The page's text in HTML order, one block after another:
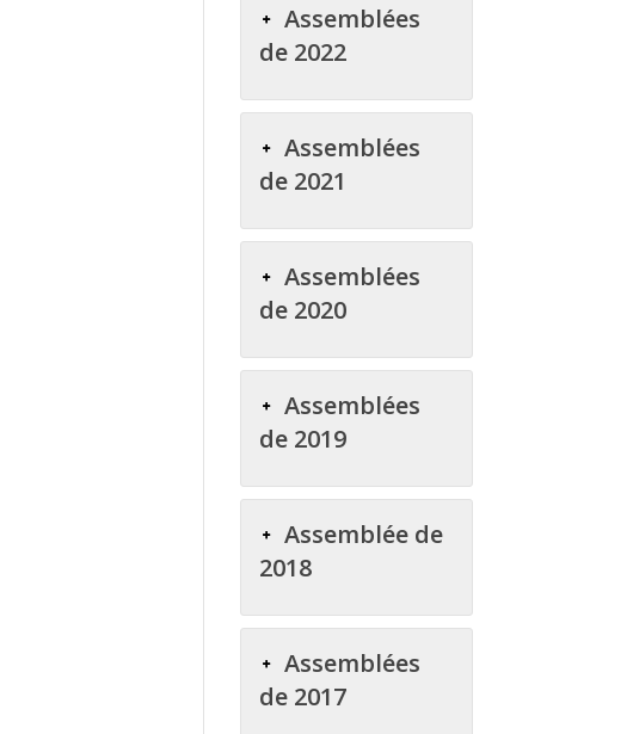
Assemblées
de 2022
Assemblées
de 2021
Assemblées
de 2020
Assemblées
de 2019
Assemblée de
2018
Assemblées
de 2017